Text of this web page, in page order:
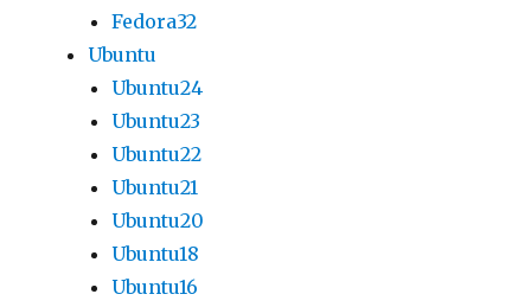
Fedora32
Ubuntu
Ubuntu24
Ubuntu23
Ubuntu22
Ubuntu21
Ubuntu20
Ubuntu18
Ubuntu16